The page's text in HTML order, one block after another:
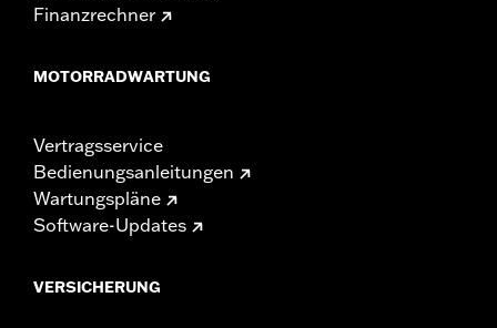
Finanzrechner
MOTORRADWARTUNG
Vertragsservice
Bedienungsanleitungen
Wartungspläne
Software-Updates
VERSICHERUNG